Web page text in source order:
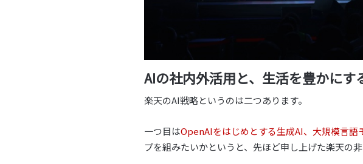
AIの社内外活用と、生活を豊かにす
楽天のAI戦略というのは二つあります。
一つ目はOpenAIをはじめとする生成AI、大規模言
プを組みたいかというと、先ほど申し上げた楽天の